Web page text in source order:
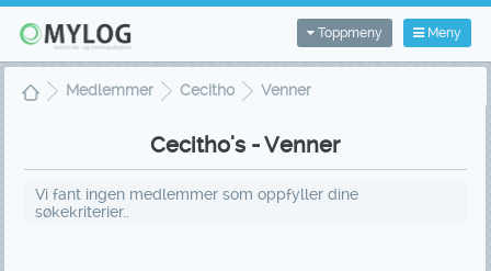
Meny
Toppmeny
Medlemmer Cecitho Venner
Cecitho's - Venner
Vi fant ingen medlemmer som oppfyller dine
søkekriterier..